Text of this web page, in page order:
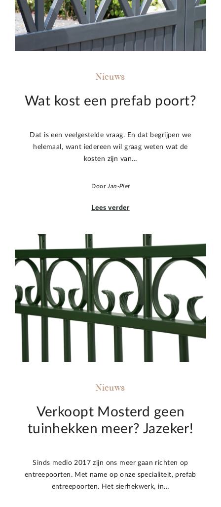
Nieuws
Wat kost een prefab poort?
Dat is een veelgestelde vraag. En dat begrijpen we
helemaal, want iedereen wil graag weten wat de
kosten zijn van…
Door Jan-Piet
Lees verder
Nieuws
Verkoopt Mosterd geen
tuinhekken meer? Jazeker!
Sinds medio 2017 zijn ons meer gaan richten op
entreepoorten. Met name op onze specialiteit, prefab
entreepoorten. Het sierhekwerk, in…